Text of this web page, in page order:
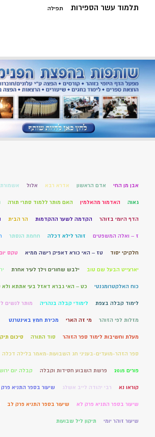
תלמוד עשר הספירות תפילה
אבן מן החי אדם הראשון אדרא רבא אלול
גאוה האדמור מהאלמין האם מותר ללמוד סתרי תורה
הדף היומי בזוהר הקדמה לשער ההקדמות הר הבית
ז – ואלה המשפטים זוהר לילא דכלה חחמת הנסתר
חלקיקי יסוד טז – האי כורא דאפיק רישה ממיא טקס
יארצייט הבעל שם טוב ילבש שחורים וילך לעיר אחרת
כוח האלקטרומגנטי כט – האי גברא דאזל בעי אתתא ולא
לימוד קבלה בצפת לימודי קבלה בנהריה מותר לנשים
מזלות לפי הזוהר מי זה הארי מכירת חמץ באינטרנט
מעלת וחשיבות לימוד ספר הזוהר סוד התורה סיכום
ספר הזהר-מועדים-בעניני חג השבועות-מאמר בלילה דכלה
פורים 2015 פרשת השבוע חסידות וקבלה קבלה יום
קוראו נא רבי יהודה לייב אשלג שיעור בספר התניא
שיעור בספר התניא פרק לא שיעור בספר התניא פרק לב
שיעור זוהר יומי תיקון ליל שבועות